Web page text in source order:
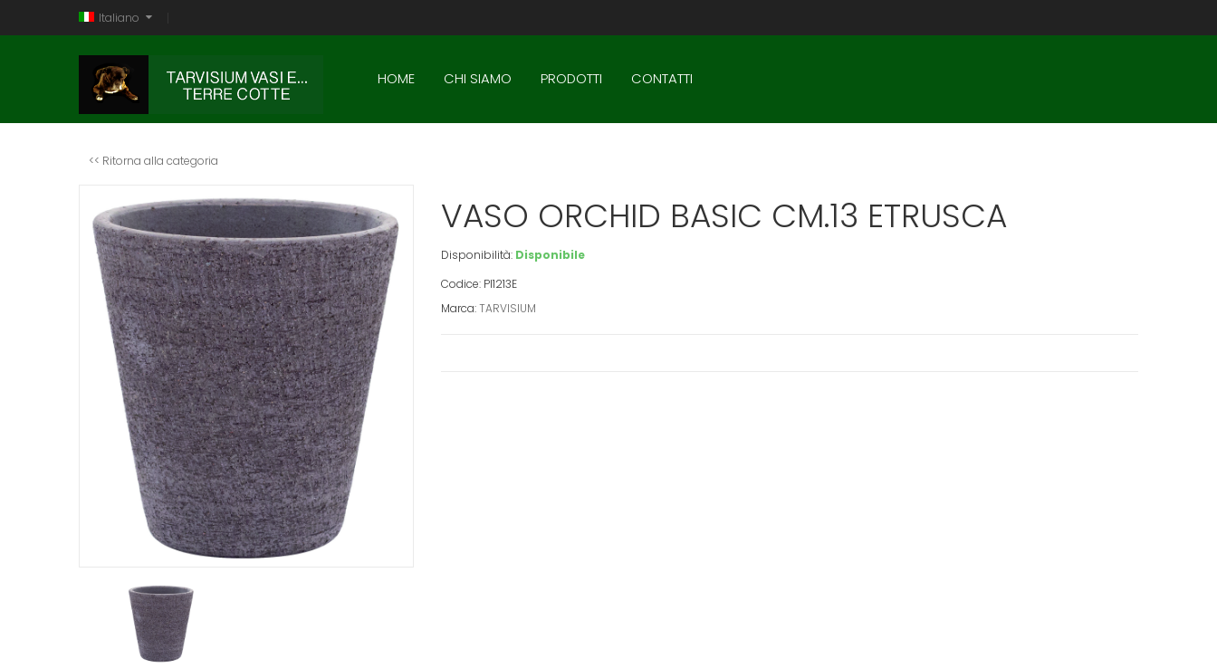
Italiano
HOME CHI SIAMO PRODOTTI CONTATTI
<< Ritorna alla categoria
VASO ORCHID BASIC CM.13 ETRUSCA
Disponibilità: Disponibile
Codice: PI1213E
Marca:TARVISIUM